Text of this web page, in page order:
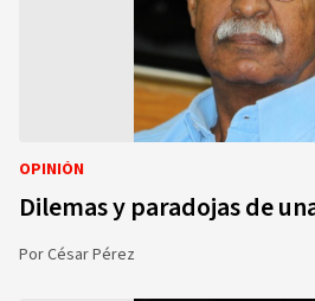
OPINIÓN
Dilemas y paradojas de
PorCésar Pérez